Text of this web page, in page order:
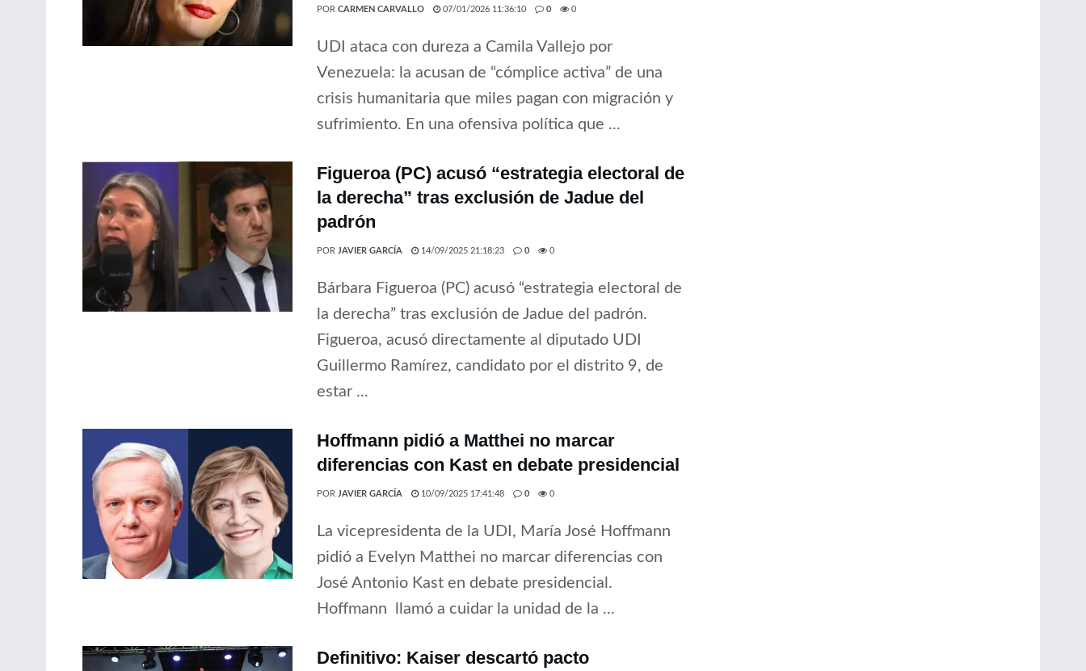
POR CARMEN CARVALLO 07/01/2026 11:36:10 0 0
UDI ataca con dureza a Camila Vallejo por
Venezuela: la acusan de “cómplice activa” de una
crisis humanitaria que miles pagan con migración y
sufrimiento. En una ofensiva política que ...
Figueroa (PC) acusó “estrategia electoral de
la derecha” tras exclusión de Jadue del
padrón
POR JAVIER GARCÍA 14/09/2025 21:18:23 0 0
Bárbara Figueroa (PC) acusó “estrategia electoral de
la derecha” tras exclusión de Jadue del padrón.
Figueroa, acusó directamente al diputado UDI
Guillermo Ramírez, candidato por el distrito 9, de
estar ...
Hoffmann pidió a Matthei no marcar
diferencias con Kast en debate presidencial
POR JAVIER GARCÍA 10/09/2025 17:41:48 0 0
La vicepresidenta de la UDI, María José Hoffmann
pidió a Evelyn Matthei no marcar diferencias con
José Antonio Kast en debate presidencial.
Hoffmann llamó a cuidar la unidad de la ...
Definitivo: Kaiser descartó pacto